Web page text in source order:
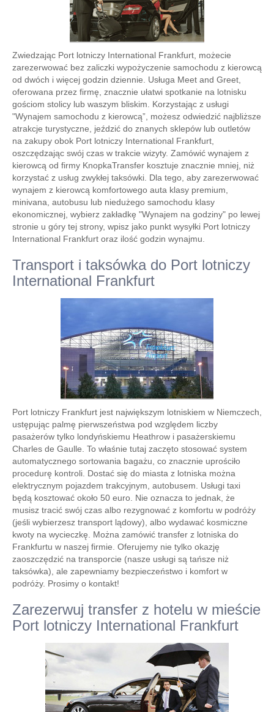
Zwiedzając Port lotniczy International Frankfurt, możecie
zarezerwować bez zaliczki wypożyczenie samochodu z kierowcą
od dwóch i więcej godzin dziennie. Usługa Meet and Greet,
oferowana przez firmę, znacznie ułatwi spotkanie na lotnisku
gościom stolicy lub waszym bliskim. Korzystając z usługi
"Wynajem samochodu z kierowcą”, możesz odwiedzić najbliższe
atrakcje turystyczne, jeździć do znanych sklepów lub outletów
na zakupy obok Port lotniczy International Frankfurt,
oszczędzając swój czas w trakcie wizyty. Zamówić wynajem z
kierowcą od firmy KnopkaTransfer kosztuje znacznie mniej, niż
korzystać z usług zwykłej taksówki. Dla tego, aby zarezerwować
wynajem z kierowcą komfortowego auta klasy premium,
minivana, autobusu lub niedużego samochodu klasy
ekonomicznej, wybierz zakładkę "Wynajem na godziny" po lewej
stronie u góry tej strony, wpisz jako punkt wysyłki Port lotniczy
International Frankfurt oraz ilość godzin wynajmu.
Transport i taksówka do Port lotniczy
International Frankfurt
Port lotniczy Frankfurt jest największym lotniskiem w Niemczech,
ustępując palmę pierwszeństwa pod względem liczby
pasażerów tylko londyńskiemu Heathrow i pasażerskiemu
Charles de Gaulle. To właśnie tutaj zaczęto stosować system
automatycznego sortowania bagażu, co znacznie uprościło
procedurę kontroli. Dostać się do miasta z lotniska można
elektrycznym pojazdem trakcyjnym, autobusem. Usługi taxi
będą kosztować około 50 euro. Nie oznacza to jednak, że
musisz tracić swój czas albo rezygnować z komfortu w podróży
(jeśli wybierzesz transport lądowy), albo wydawać kosmiczne
kwoty na wycieczkę. Można zamówić transfer z lotniska do
Frankfurtu w naszej firmie. Oferujemy nie tylko okazję
zaoszczędzić na transporcie (nasze usługi są tańsze niż
taksówka), ale zapewniamy bezpieczeństwo i komfort w
podróży. Prosimy o kontakt!
Zarezerwuj transfer z hotelu w mieście
Port lotniczy International Frankfurt